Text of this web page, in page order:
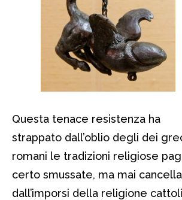
Questa tenace resistenza ha
strappato dall’oblio degli dei
romani le tradizioni religiose
certo smussate, ma mai
dall’imporsi della religione